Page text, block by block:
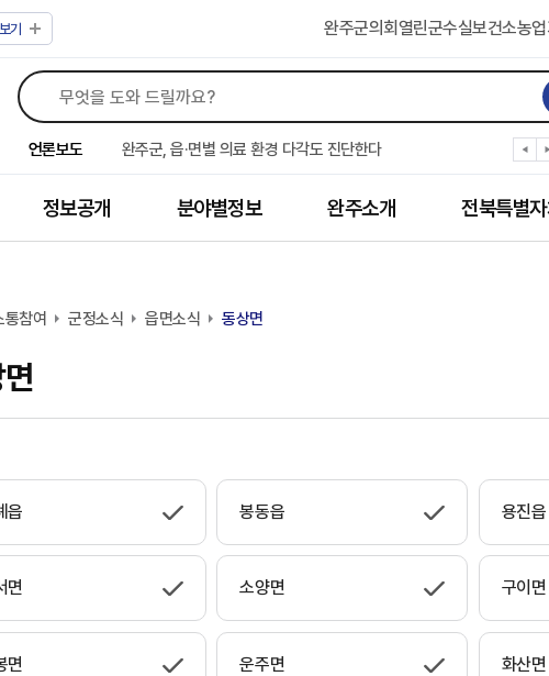
기 완주군의회 열린군수실보건소농
언론보도
완주군, ‘수의계약 총량제’ 개편 운영
완주군 청소년, 초록우산 지원으로 치과 치료
완주군, 읍·면별 의료 환경 다각도 진단한다
완주군, 모바일 헬스케어 “내 건강 변화 직접 확인”
완주군 “여름휴가철 청소년 안전 지킨다”
완주 청소년, 삼성 임직원 만나 미래 진로 그린다
전북은행, 완주군에 ‘시원키트’ 60세트 기탁
유희태 완주군수, 친환경 농업인 현장 목소리 경청
정보공개 분야별정보 완주소개 전북특별
통참여 군정소식 읍면소식 동상면
읍 봉동읍 용진읍
면 소양면 구이면
면 운주면 화산면